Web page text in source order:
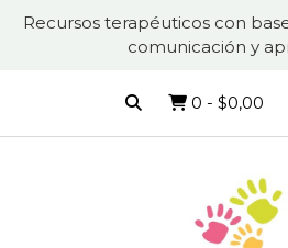
Recursos terapéuticos con
comunicación y
0 - $0,00